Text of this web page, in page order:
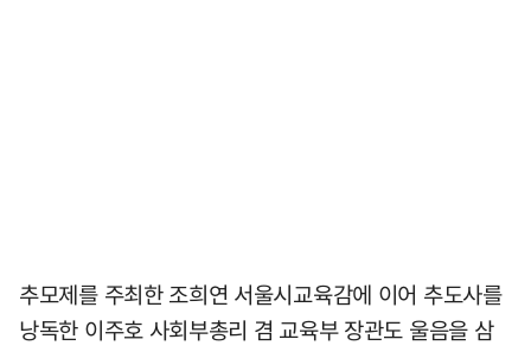
추모제를 주최한 조희연 서울시교육감에 이어 추도사를
낭독한 이주호 사회부총리 겸 교육부 장관도 울음을 삼